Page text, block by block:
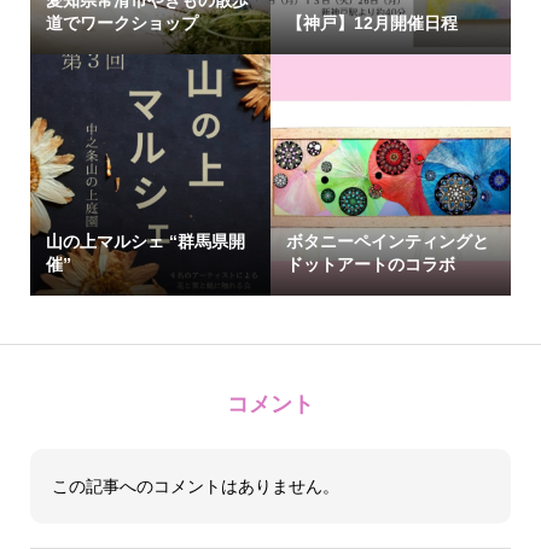
道でワークショップ
【神戸】12月開催日程
山の上マルシェ “群馬県開
催”
ボタニーペインティングと
ドットアートのコラボ
コメント
この記事へのコメントはありません。